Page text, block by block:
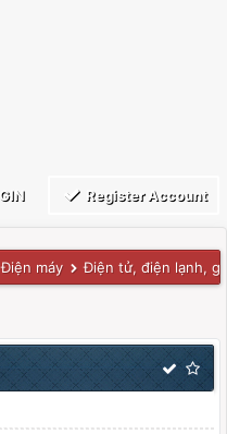
Register Account
Điện máy Điện tử, điện lạnh,